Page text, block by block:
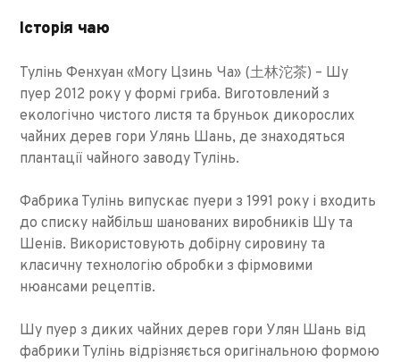
Історія чаю
Тулінь Фенхуан «Могу Цзинь Ча» (土林沱茶) – Шу
пуер 2012 року у формі гриба. Виготовлений з
екологічно чистого листя та бруньок дикорослих
чайних дерев гори Улянь Шань, де знаходяться
плантації чайного заводу Тулінь.
Фабрика Тулінь випускає пуери з 1991 року і входить
до списку найбільш шанованих виробників Шу та
Шенів. Використовують добірну сировину та
класичну технологію обробки з фірмовими
нюансами рецептів.
Шу пуер з диких чайних дерев гори Улян Шань від
фабрики Тулінь відрізняється оригінальною формою